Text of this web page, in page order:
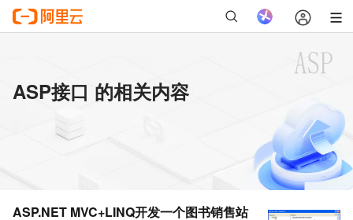
ASP接口 的相关内容
ASP.NET MVC+LINQ开发一个图书销售站